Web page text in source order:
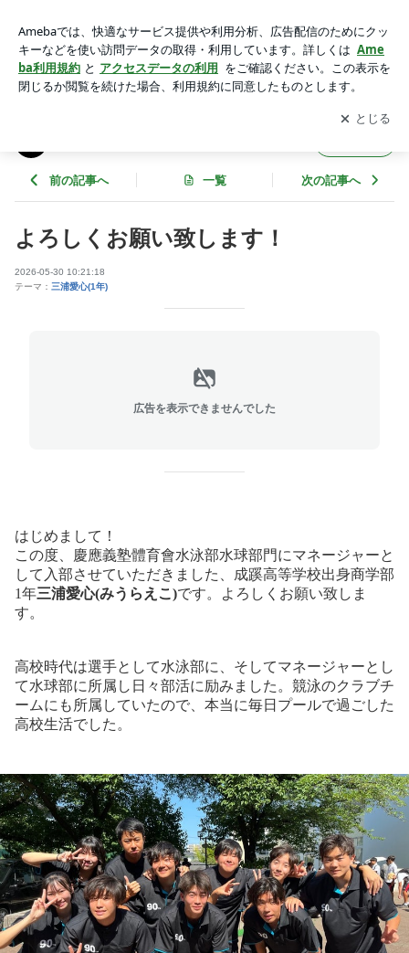
ブログ
アプリをダウンロードして ブログの更新通知
を受け取りまし
ょう。
開く
前の記事へ 一覧 次の記事へ
よろしくお願い致します！
2026-05-30 10:21:18
テーマ： 三浦愛心(1年)
広告を表示できませんでした
はじめまして！
この度、慶應義塾體育會水泳部水球部門にマネージャーと
して入部させていただきました、成蹊高等学校出身商学部
1年三浦愛心(みうらえこ)です。よろしくお願い致しま
す。
高校時代は選手として水泳部に、そしてマネージャーとし
て水球部に所属し日々部活に励みました。競泳のクラブチ
ームにも所属していたので、本当に毎日プールで過ごした
高校生活でした。